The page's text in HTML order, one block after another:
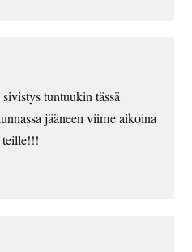
tuntuukin tässä
jääneen viime aikoina
teille!!!